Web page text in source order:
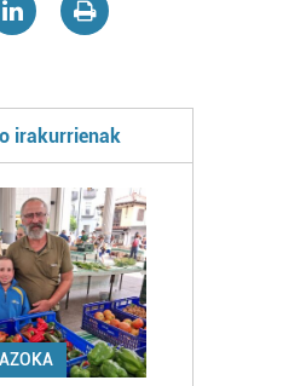
irakurrienak